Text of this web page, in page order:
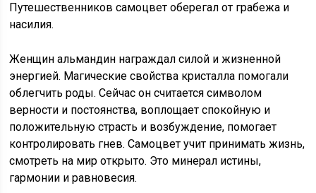
Путешественников самоцвет оберегал от грабежа и
насилия.
Женщин альмандин награждал силой и жизненной
энергией. Магические свойства кристалла помогали
облегчить роды. Сейчас он считается символом
верности и постоянства, воплощает спокойную и
положительную страсть и возбуждение, помогает
контролировать гнев. Самоцвет учит принимать жизнь,
смотреть на мир открыто. Это минерал истины,
гармонии и равновесия.